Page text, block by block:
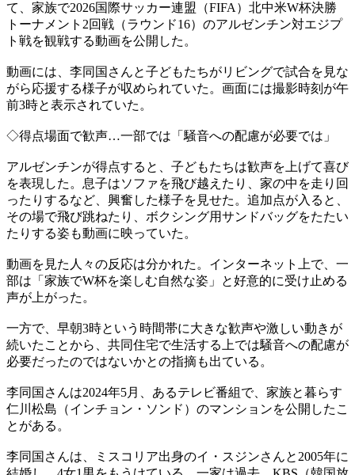
て、家族で2026国際サッカー連盟（FIFA）北中米W杯決勝
トーナメント2回戦（ラウンド16）のアルゼンチン対エジプ
ト戦を観戦する動画を公開した。
動画には、李同国さんと子どもたちがリビングで試合を見な
がら応援する様子が収められていた。画面には撮影時刻が午
前3時と表示されていた。
◇得点場面で歓声…一部では「騒音への配慮が必要では」
アルゼンチンが得点すると、子どもたちは歓声を上げて喜び
を表現した。息子はソファを飛び越えたり、家の中を走り回
ったりするなど、興奮した様子を見せた。追加点が入ると、
その場で飛び跳ねたり、ボクシング用サンドバッグをたたい
たりする姿も動画に映っていた。
動画を見た人々の反応は分かれた。インターネット上で、一
部は「家族でW杯を楽しむ自然な姿」と好意的に受け止める
声が上がった。
一方で、早朝3時という時間帯に大きな歓声や激しい動きが
続いたことから、共同住宅で生活する上では騒音への配慮が
必要だったのではないかとの指摘も出ている。
李同国さんは2024年5月、あるテレビ番組で、家族と暮らす
仁川松島（インチョン・ソンド）のマンションを公開したこ
とがある。
李同国さんは、ミスコリア出身のイ・スジンさんと2005年に